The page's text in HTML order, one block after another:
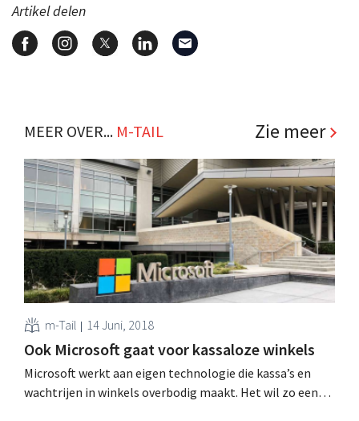
Artikel delen
MEER OVER... M-TAIL Zie meer
m-Tail 14 Juni, 2018
Ook Microsoft gaat voor kassaloze winkels
Microsoft werkt aan eigen technologie die kassa’s en
wachtrijen in winkels overbodig maakt. Het wil zo een